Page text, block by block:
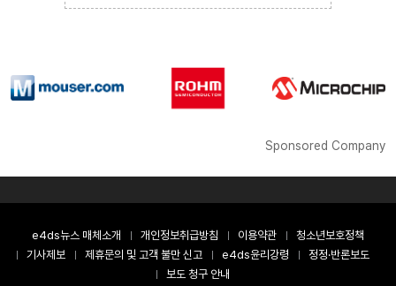
Sponsored Company
e4ds뉴스 매체소개 개인정보취급방침 이용약관
청소년보호정책
기사제보
제휴문의 및 고객 불만 신고 e4ds윤리강령
정정·반론보도
보도 청구 안내